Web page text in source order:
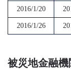
2016/1/20
2016/1/26
被災地金融